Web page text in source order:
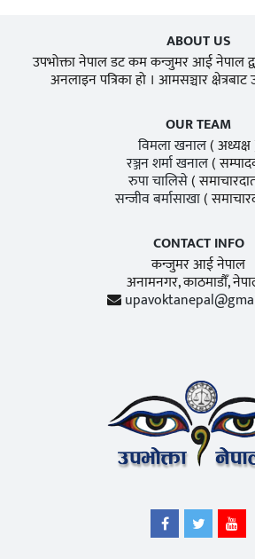
ABOUT US
उपभोक्ता नेपाल डट कम कन्जुमर आई नेपाल
अनलाइन पत्रिका हो । आमसञ्चार
OUR TEAM
विमला खनाल( अध्यक्ष
रञ्जन शर्मा खनाल(
रुपा चालिसे(
सन्जीव बर्मासाखा(
CONTACT INFO
कन्जुमर आई नेपाल
अनामनगर, काठमाडाैँ,